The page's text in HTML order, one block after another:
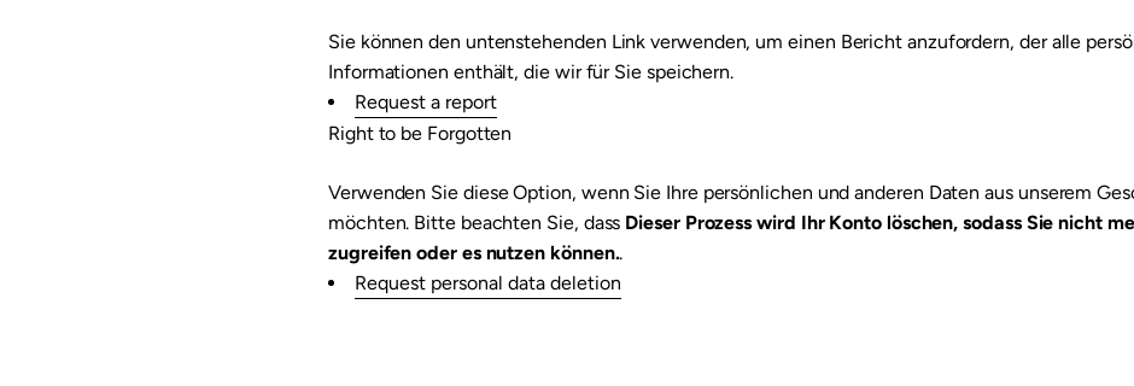
Sie können den untenstehenden Link verwenden, um einen Bericht anzufordern, der alle
Informationen enthält, die wir für Sie speichern.
Request a report
Right to be Forgotten
Verwenden Sie diese Option, wenn Sie Ihre persönlichen und anderen Daten aus unserem
möchten. Bitte beachten Sie, dass Dieser Prozess wird Ihr Konto löschen, sodass Sie nicht
zugreifen oder es nutzen können..
Request personal data deletion